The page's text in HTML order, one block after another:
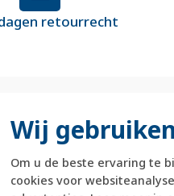
Wij
Om u de beste ervaring te
cookies voor
retourrecht